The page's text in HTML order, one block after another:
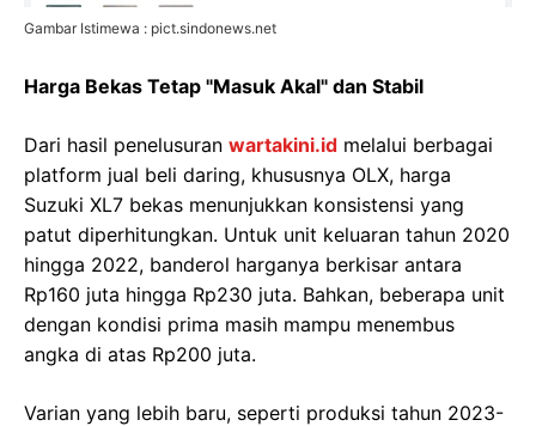
Gambar Istimewa : pict.sindonews.net
Harga Bekas Tetap "Masuk Akal" dan Stabil
Dari hasil penelusuran wartakini.id melalui berbagai
platform jual beli daring, khususnya OLX, harga
Suzuki XL7 bekas menunjukkan konsistensi yang
patut diperhitungkan. Untuk unit keluaran tahun 2020
hingga 2022, banderol harganya berkisar antara
Rp160 juta hingga Rp230 juta. Bahkan, beberapa unit
dengan kondisi prima masih mampu menembus
angka di atas Rp200 juta.
Varian yang lebih baru, seperti produksi tahun 2023-